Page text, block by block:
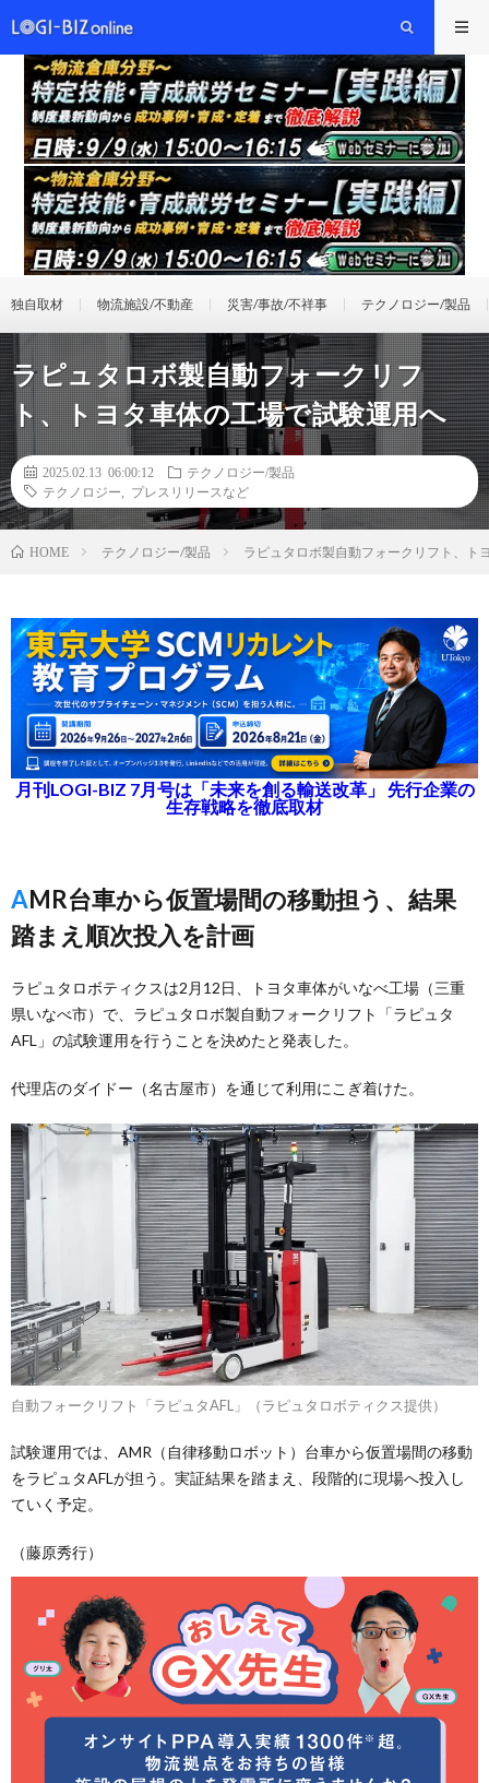
独自取材 物流施設/不動産 災害/事故/不祥事 テクノロジー/製品
ラピュタロボ製自動フォークリフ
ト、トヨタ車体の工場で試験運用へ
2025.02.13 06:00:12
テクノロジー/製品
テクノロジー
プレスリリースなど
HOME テクノロジー/製品 ラピュタロボ製自動フォークリフト、ト
月刊LOGI-BIZ 7月号は「未来を創る輸送改革」 先行企業の
生存戦略を徹底取材
AMR台車から仮置場間の移動担う、結果
踏まえ順次投入を計画
ラピュタロボティクスは2月12日、トヨタ車体がいなべ工場（三重
県いなべ市）で、ラピュタロボ製自動フォークリフト「ラピュタ
AFL」の試験運用を行うことを決めたと発表した。
代理店のダイドー（名古屋市）を通じて利用にこぎ着けた。
自動フォークリフト「ラピュタAFL」（ラピュタロボティクス提供）
試験運用では、AMR（自律移動ロボット）台車から仮置場間の移動
をラピュタAFLが担う。実証結果を踏まえ、段階的に現場へ投入し
ていく予定。
（藤原秀行）